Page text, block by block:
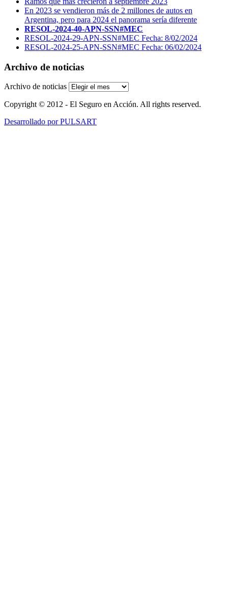
En 2023 se vendieron más de 2 millones de autos en
Argentina, pero para 2024 el panorama sería diferente
RESOL-2024-40-APN-SSN#MEC
RESOL-2024-29-APN-SSN#MEC Fecha: 8/02/2024
RESOL-2024-25-APN-SSN#MEC Fecha: 06/02/2024
Archivo de noticias
Archivo de noticias
Copyright © 2012 - El Seguro en Acción. All rights reserved.
Desarrollado por PULSART